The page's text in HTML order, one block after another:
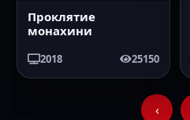
Проклятие
монахини
2018 25150
‹